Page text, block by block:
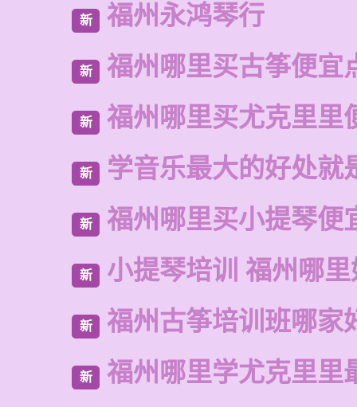
新 福州永鸿琴行
新 福州哪里买古筝便宜
新 福州哪里买尤克里里
新 学音乐最大的好处就
新 福州哪里买小提琴便
新 小提琴培训 福州哪
新 福州古筝培训班哪家
新 福州哪里学尤克里里